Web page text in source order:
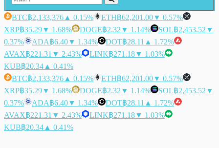
BTC฿2,133,376 ▲ 0.15% ETH฿62,201.00▼ 0.57%
XRP฿35.29▼ 1.68% DOGE฿2.32 ▼ 1.14% SOL฿2,453.52 ▼
0.37%
ADA฿6.40▼ 1.34% DOT฿28.11 ▲ 1.72%
AVAX฿221.31 ▼ 2.43% LINK฿271.18▼ 1.03%
KUB฿20.34 ▲ 0.41%
BTC฿2,133,376 ▲ 0.15% ETH฿62,201.00▼ 0.57%
XRP฿35.29▼ 1.68% DOGE฿2.32 ▼ 1.14% SOL฿2,453.52 ▼
0.37%
ADA฿6.40▼ 1.34% DOT฿28.11 ▲ 1.72%
AVAX฿221.31 ▼ 2.43% LINK฿271.18▼ 1.03%
KUB฿20.34 ▲ 0.41%